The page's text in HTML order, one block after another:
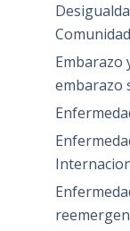
Embarazo
embarazo